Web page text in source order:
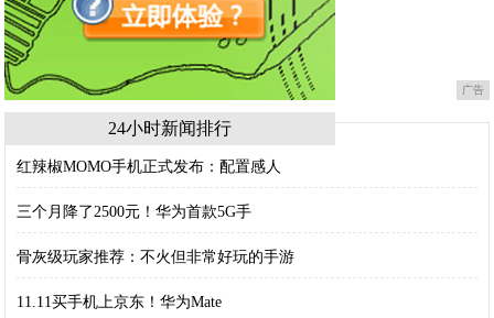
广告
24小时新闻排行
红辣椒MOMO手机正式发布：配置感人
三个月降了2500元！华为首款5G手
骨灰级玩家推荐：不火但非常好玩的手游
11.11买手机上京东！华为Mate